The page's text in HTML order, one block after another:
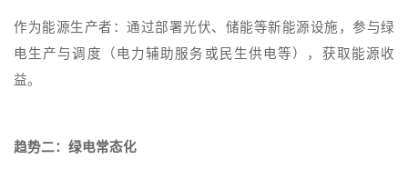
作为能源生产者：通过部署光伏、储能等新能源设施，参与绿
电生产与调度（电力辅助服务或民生供电等），获取能源收
益。
趋势二：绿电常态化